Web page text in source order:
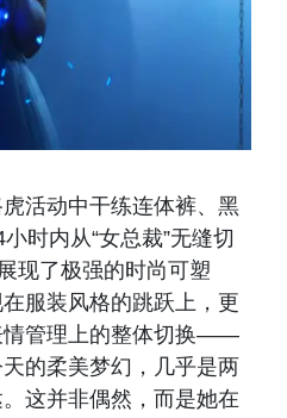
活动中干练连体裤、黑
时内从“女总裁”无缝切
现了极强的时尚可塑
服装风格的跳跃上，更
情管理上的整体切换——
的柔美梦幻，几乎是两
这并非偶然，而是她在